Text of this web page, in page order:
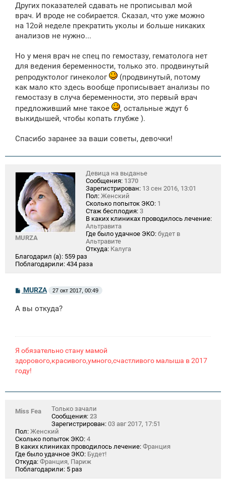
Других показателей сдавать не прописывал мой
врач. И вроде не собирается. Сказал, что уже можно
на 12ой неделе прекратить уколы и больше никаких
анализов не нужно...
Но у меня врач не спец по гемостазу, гематолога нет
для ведения беременности, только это. продвинутый
репродуктолог гинеколог
(продвинутый, потому
как мало кто здесь вообще прописывает анализы по
гемостазу в случа беременности, это первый врач
предложивший мне такое
, остальные ждут 6
выкидышей, чтобы копать глубже ).
Спасибо заранее за ваши советы, девочки!
MURZA
Девица на выданье
Сообщения: 1370
Зарегистрирован: 13 сен 2016, 13:01
Пол: Женский
Сколько попыток ЭКО: 1
Стаж бесплодия: 3
В каких клиниках проводилось лечение:
Альтравита
Где было удачное ЭКО: будет в
Альтравите
Откуда: Калуга
Благодарил (а): 559 раз
Поблагодарили: 434 раза
С
б
MURZA 27 окт 2017, 00:49
А вы откуда?
Я обязательно стану мамой
здорового,красивого,умного,счастливого малыша в 2017
году!
Miss Fea
Только зачали
Сообщения: 23
Зарегистрирован: 03 авг 2017, 17:51
Пол: Женский
Сколько попыток ЭКО: 4
В каких клиниках проводилось лечение: Франция
Где было удачное ЭКО: Будет!
Откуда: Франция, Париж
Поблагодарили: 5 раз